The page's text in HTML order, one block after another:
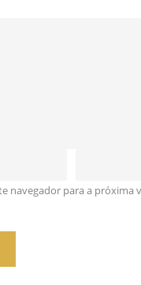
navegador para a próxima